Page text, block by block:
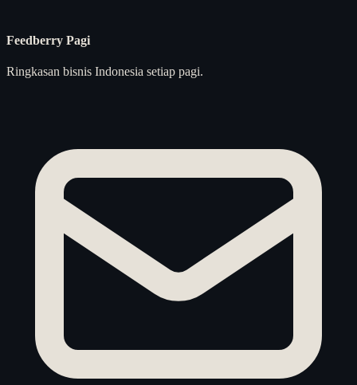
Feedberry Pagi
Ringkasan bisnis Indonesia setiap pagi.